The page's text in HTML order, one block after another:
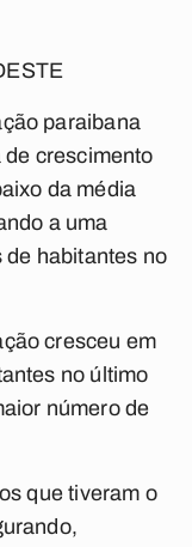
paraibana
crescimento
da média
a uma
habitantes no
cresceu em
no último
número de
que tiveram o